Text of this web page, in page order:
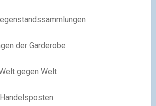
der Garderobe
gegen Welt